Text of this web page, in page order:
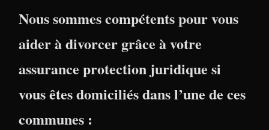
Nous sommes compétents pour vous
aider à divorcer grâce à votre
assurance protection juridique si
vous êtes domiciliés dans l’une de ces
communes :